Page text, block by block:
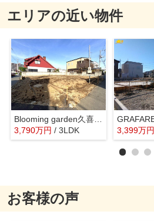
エリアの近い物件
Blooming garden久喜市久喜北１丁目3期1号棟
3,790万円 / 3LDK
3,399万円
お客様の声